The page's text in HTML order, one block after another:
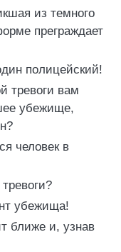
из темного
преграждает
полицейский!
тревоги вам
убежище,
человек в
убежища!
ближе и, узнав